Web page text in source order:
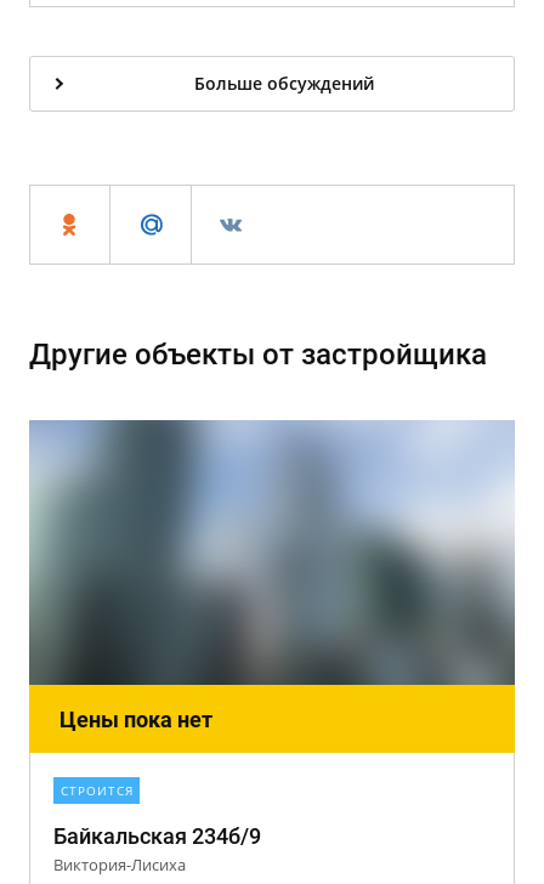
Больше обсуждений
Другие объекты от застройщика
Цены пока нет
СТРОИТСЯ
Байкальская 234б/9
Виктория-Лисиха